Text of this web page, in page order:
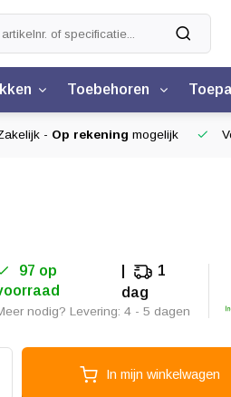
Toebehoren
- Op rekening mogelijk
97 op
1
dag
nodig? Levering: 4 - 5 dagen
In mijn winkelwagen